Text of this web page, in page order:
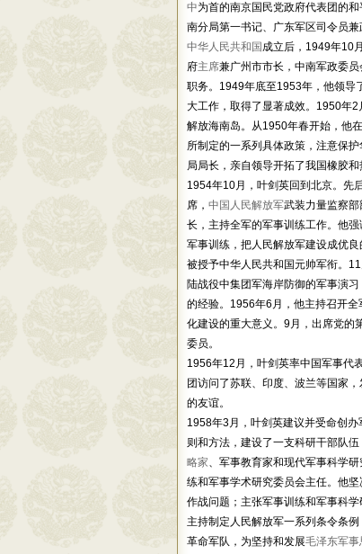
中为首的南京国民党政府代表团的
南分局第一书记、广东军区司令员兼
中华人民共和国 成立后，1949年10
府主席兼广州市市长，中南军政委
职务。1949年底至1953年，他领导
大工作，取得了显著成效。1950年
解放海南岛。从1950年春开始，他
所制定的一系列具体政策，注意保
局局长，亲自领导开拓了我国橡胶和
1954年10月，叶剑英回到北京。先
席， 中国人民解放军武装力量监察
长，主持全军的军事训练工作。他
军事训练，把人民解放军建设成优
被授予中华人民共和国元帅军衔。
陆战役中集团军海岸防御的军事演
的经验。1956年6月，他主持召开
化建设的重大意义。9月，出席党的
委员。
1956年12月，叶剑英率中国军事代
团访问了苏联、印度、波兰等国家
的友谊。
1958年3月，叶剑英建议并受命创办
则和方法，建设了一支科研干部队
略家、军事教育家和现代军事科学
练和军事学术研究委员会主任。他
作战问题；主张军事训练和军事科
主持制定人民解放军一系列条令条
革命军队，为坚持和发展毛泽东军事